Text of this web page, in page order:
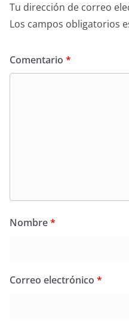
Tu dirección de correo
Los campos obligatorios
Comentario *
Nombre*
Correo electrónico *